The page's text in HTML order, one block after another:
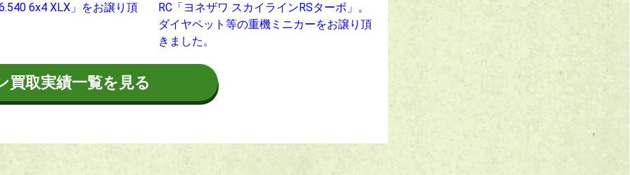
6x4 XLX」をお譲り頂
RC「ヨネザワ スカイラインRSターボ」。
ダイヤペット等の重機ミニカーをお譲り頂
きました。
買取実績一覧を見る